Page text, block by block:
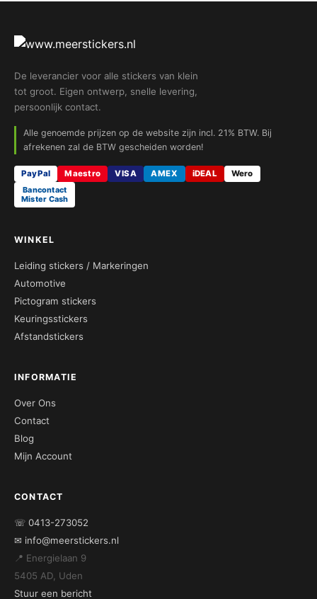
De leverancier voor alle stickers van klein
tot groot. Eigen ontwerp, snelle levering,
persoonlijk contact.
Alle genoemde prijzen op de website zijn incl. 21% BTW. Bij
afrekenen zal de BTW gescheiden worden!
PayPal Maestro VISA AMEX iDEAL
Wero
Bancontact
Mister Cash
WINKEL
Leiding stickers / Markeringen
Automotive
Pictogram stickers
Keuringsstickers
Afstandstickers
INFORMATIE
Over Ons
Contact
Blog
Mijn Account
CONTACT
☏ 0413-273052
✉ info@meerstickers.nl
📍 Energielaan 9
5405 AD, Uden
Stuur een bericht